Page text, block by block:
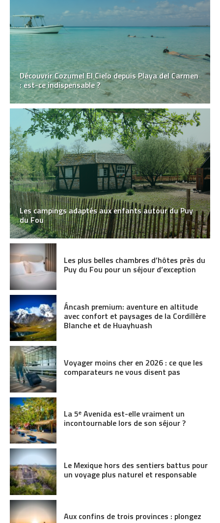
Découvrir Cozumel El Cielo depuis Playa del Carmen
: est-ce indispensable ?
Les campings adaptés aux enfants autour du Puy
du Fou
Les plus belles chambres d’hôtes près du
Puy du Fou pour un séjour d’exception
Áncash premium: aventure en altitude
avec confort et paysages de la Cordillère
Blanche et de Huayhuash
Voyager moins cher en 2026 : ce que les
comparateurs ne vous disent pas
La 5ᵉ Avenida est-elle vraiment un
incontournable lors de son séjour ?
Le Mexique hors des sentiers battus pour
un voyage plus naturel et responsable
Aux confins de trois provinces : plongez